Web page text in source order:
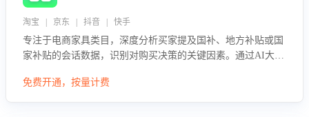
淘宝 | 京东 | 抖音 | 快手
专注于电商家具类目，深度分析买家提及国补、地方补贴或国
家补贴的会话数据，识别对购买决策的关键因素。通过AI大模
略，助力商家利用国补政策提升GMV。
免费开通，按量计费